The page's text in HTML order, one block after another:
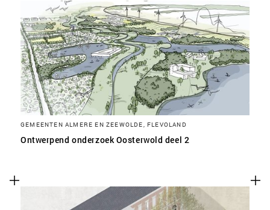
GEMEENTEN ALMERE EN ZEEWOLDE, FLEVOLAND
Ontwerpend onderzoek Oosterwold deel 2